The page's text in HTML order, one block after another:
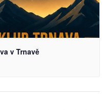
v Trnavě